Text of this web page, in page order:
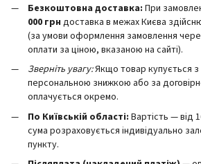
Безкоштовна доставка: При
000 грн доставка в межах Києва
(за умови оформлення замовлення
оплати за ціною, вказаною на сайті).
Зверніть увагу:Якщо товар купується
персональною знижкою або за
оплачується окремо.
По Київській області: Вартість — від
сума розраховується індивідуально
пункту.